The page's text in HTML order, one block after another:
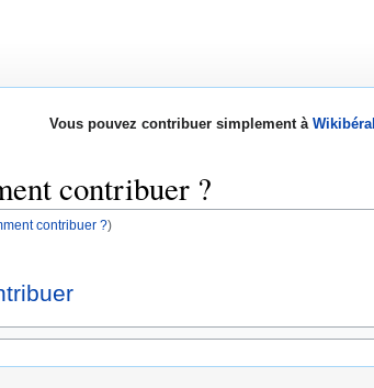
Vous pouvez contribuer simplement à Wikibéral
contribuer ?
contribuer ?)